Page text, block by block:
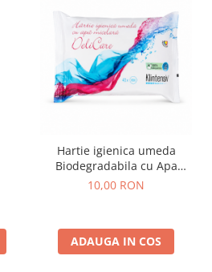
Hartie igienica umeda
Biodegradabila cu Apa
Micelara 40 buc
10,00 RON
ADAUGA IN COS